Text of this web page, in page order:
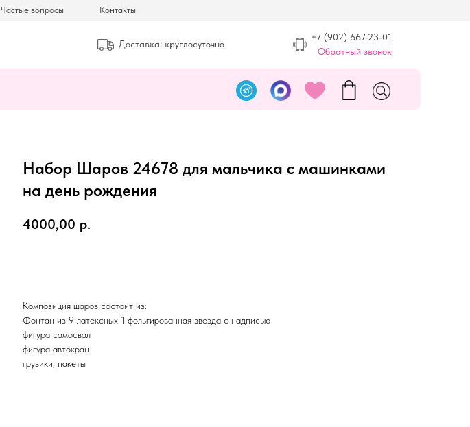
Частые вопросы Контакты
+7 (902) 667-23-01
Обратный звонок
Доставка: круглосуточно
Набор Шаров 24678 для мальчика с машинками
на день рождения
4000,00 р.
Композиция шаров состоит из:
Фонтан из 9 латексных 1 фольгированная звезда с надписью
фигура самосвал
фигура автокран
грузики, пакеты